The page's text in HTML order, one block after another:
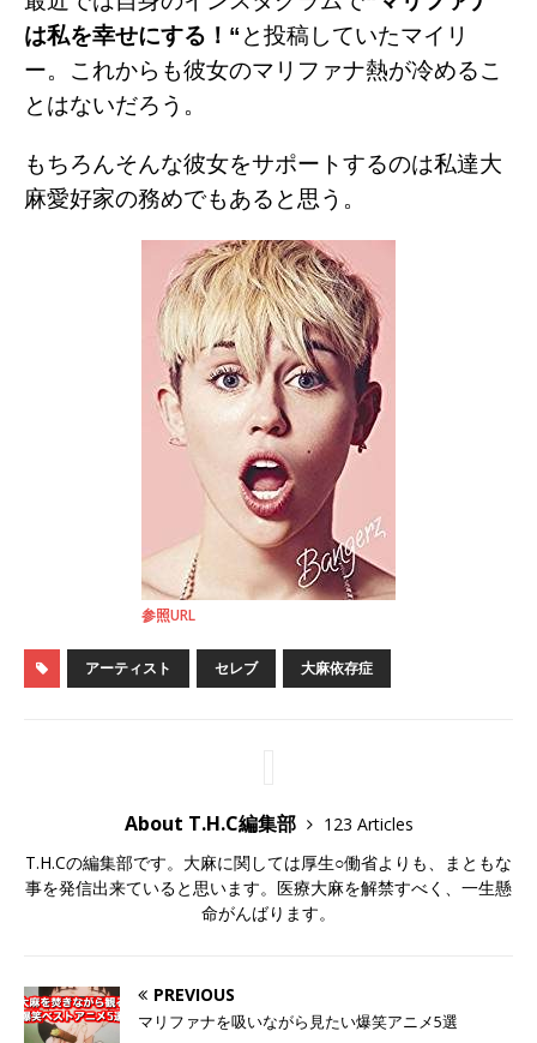
は私を幸せにする！ “ と投稿していたマイリ
ー。これからも彼女のマリファナ熱が冷めるこ
とはないだろう。
もちろんそんな彼女をサポートするのは私達大
麻愛好家の務めでもあると思う。
参照URL
アーティスト セレブ 大麻依存症
About T.H.C編集部
123 Articles
T.H.Cの編集部です。大麻に関しては厚生○働省よりも、まともな
事を発信出来ていると思います。医療大麻を解禁すべく、一生懸
命がんばります。
PREVIOUS
マリファナを吸いながら見たい爆笑アニメ5選